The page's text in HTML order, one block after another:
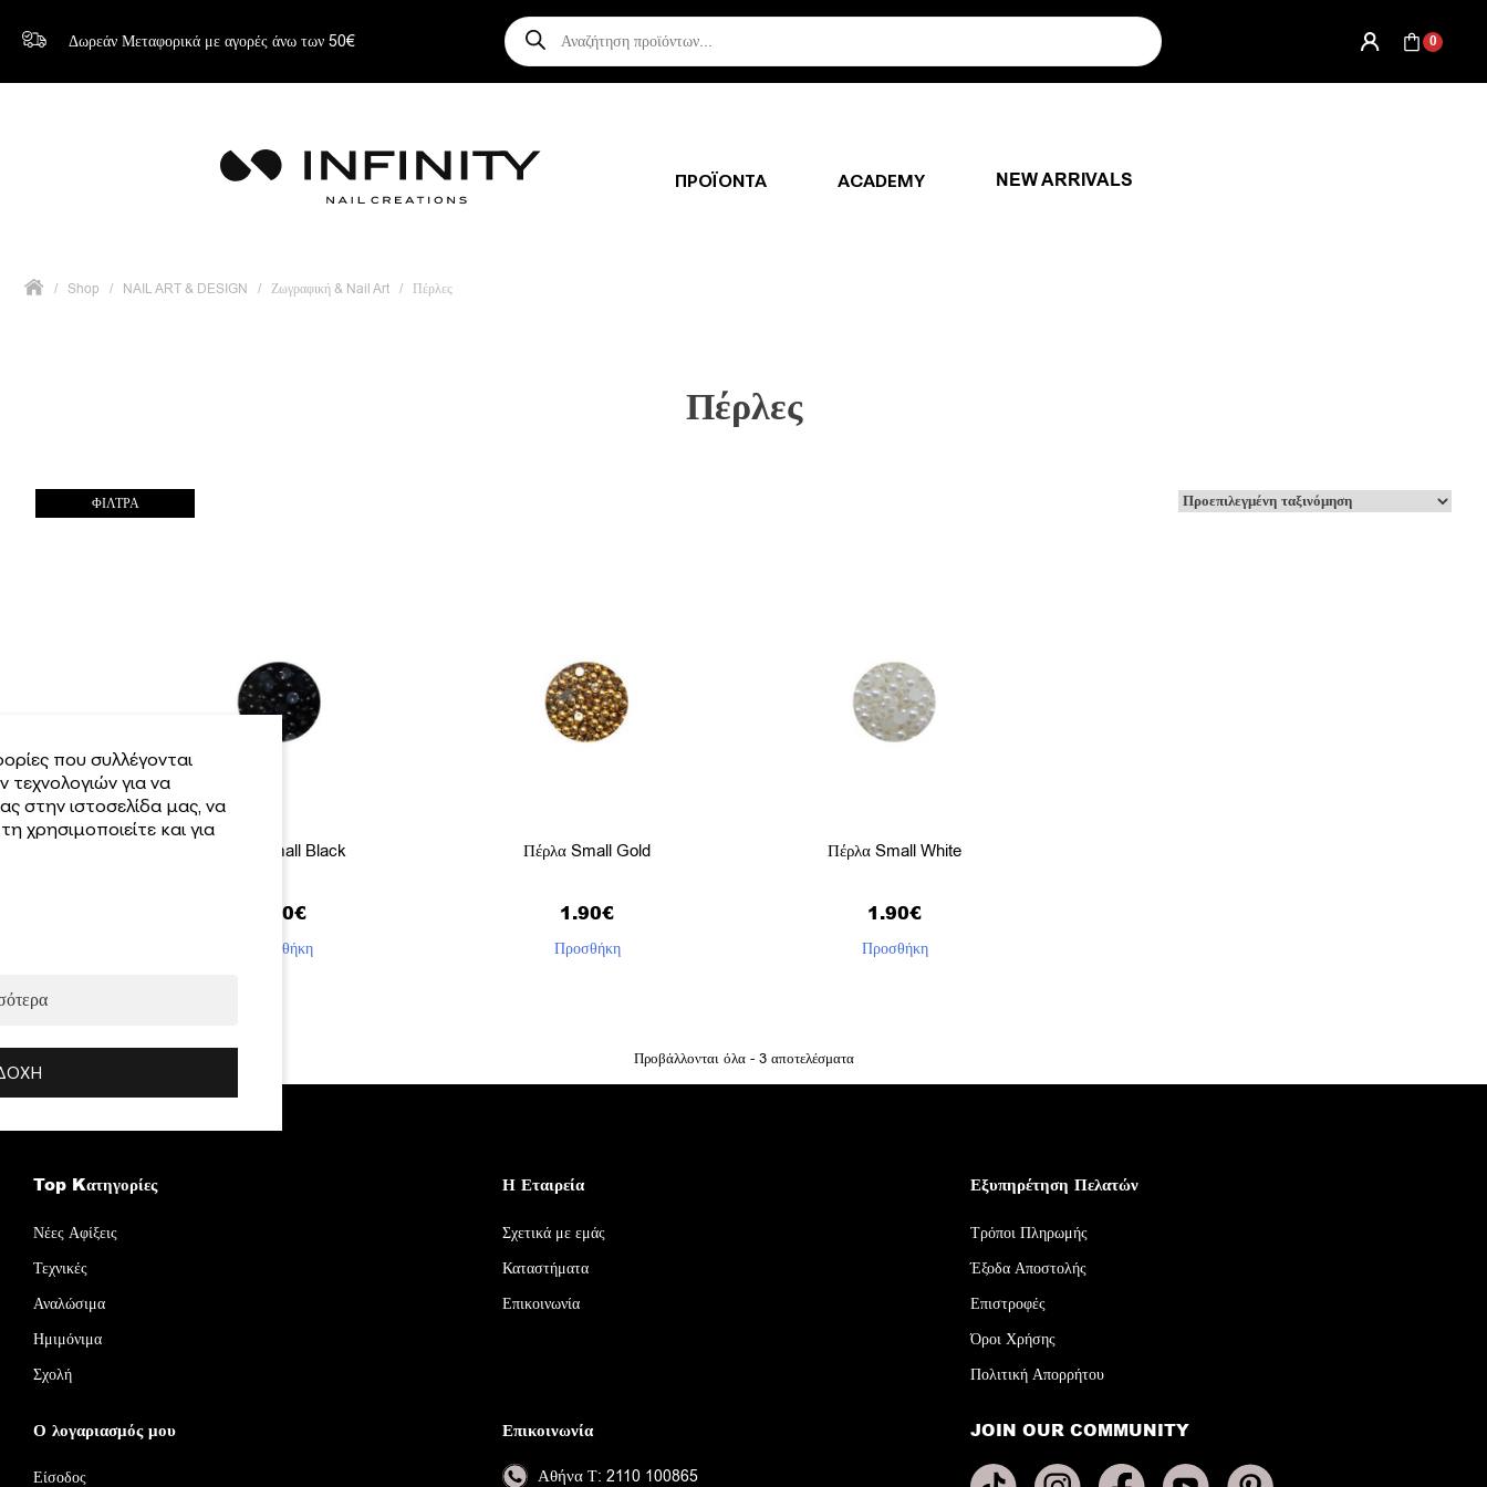
Δωρεάν Μεταφορικά με αγορές άνω των 50€
Αναζήτηση
προϊόντων 0
ΠΡΟΪΟΝΤΑ ACADEMY NEW ARRIVALS
/ Shop / NAIL ART & DESIGN / Ζωγραφική & Nail Art / Πέρλες
Πέρλες
ΦΙΛΤΡΑ
Πέρλα Small Black
1.90€
Προσθήκη
Πέρλα Small Gold
1.90€
Προσθήκη
Πέρλα Small White
1.90€
Προσθήκη
Προβάλλονται όλα - 3 αποτελέσματα
Top Kατηγορίες
Νέες Αφίξεις
Τεχνικές
Αναλώσιμα
Ημιμόνιμα
Σχολή
Η Εταιρεία
Σχετικά με εμάς
Καταστήματα
Επικοινωνία
Εξυπηρέτηση Πελατών
Τρόποι Πληρωμής
Έξοδα Αποστολής
Επιστροφές
Όροι Χρήσης
Πολιτική Απορρήτου
Ο λογαριασμός μου
Είσοδος
Επικοινωνία
Αθήνα Τ: 2110 100865
JOIN OUR COMMUNITY
που συλλέγονται
για να
στην ιστοσελίδα μας, να
χρησιμοποιείτε και για